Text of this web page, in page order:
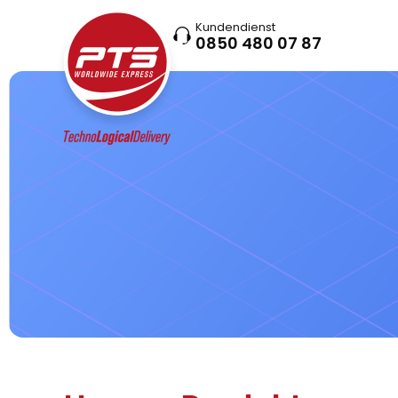
Kundendienst
0850 480 07 87